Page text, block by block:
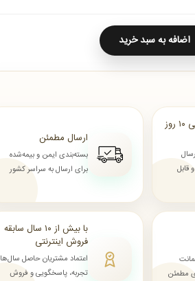
اضافه به سبد خرید
ارسال از ۷ روز الی ۱۰ روز
ارسال مطمئن
بسته‌بندی ایمن و بیمه‌شده
برای ارسال به سراسر کشور
مطمئن
با بیش از ۱۰ سال سابقه
فروش اینترنتی
اعتماد مشتریان حاصل سال‌ها
تجربه، پاسخگویی و فروش